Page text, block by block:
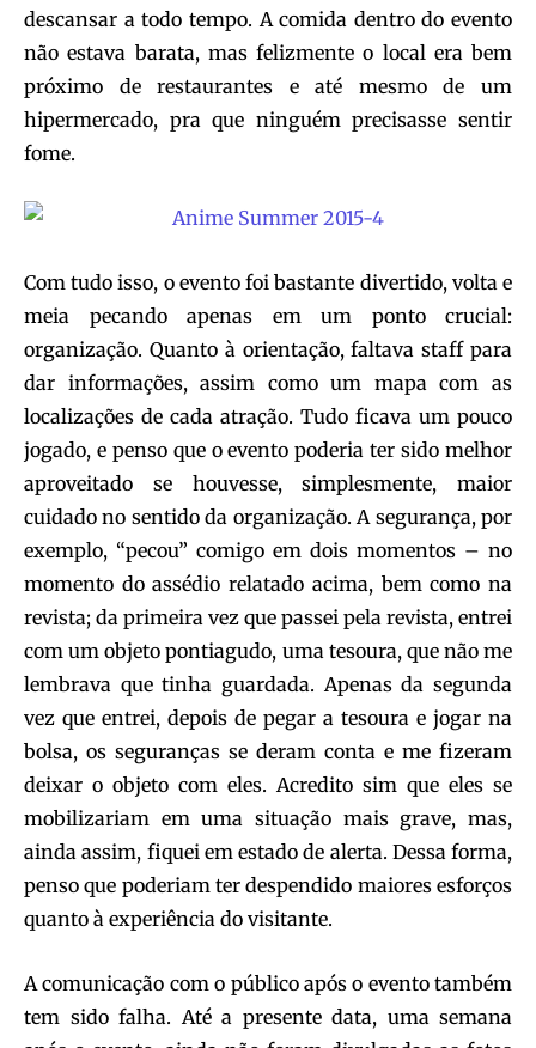
descansar a todo tempo. A comida dentro do evento
não estava barata, mas felizmente o local era bem
próximo de restaurantes e até mesmo de um
hipermercado, pra que ninguém precisasse sentir
fome.
Com tudo isso, o evento foi bastante divertido, volta e
meia pecando apenas em um ponto crucial:
organização. Quanto à orientação, faltava staff para
dar informações, assim como um mapa com as
localizações de cada atração. Tudo ficava um pouco
jogado, e penso que o evento poderia ter sido melhor
aproveitado se houvesse, simplesmente, maior
cuidado no sentido da organização. A segurança, por
exemplo, “pecou” comigo em dois momentos – no
momento do assédio relatado acima, bem como na
revista; da primeira vez que passei pela revista, entrei
com um objeto pontiagudo, uma tesoura, que não me
lembrava que tinha guardada. Apenas da segunda
vez que entrei, depois de pegar a tesoura e jogar na
bolsa, os seguranças se deram conta e me fizeram
deixar o objeto com eles. Acredito sim que eles se
mobilizariam em uma situação mais grave, mas,
ainda assim, fiquei em estado de alerta. Dessa forma,
penso que poderiam ter despendido maiores esforços
quanto à experiência do visitante.
A comunicação com o público após o evento também
tem sido falha. Até a presente data, uma semana